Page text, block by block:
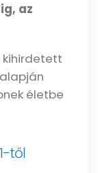
az
kihirdetett
alapján
életbe
től